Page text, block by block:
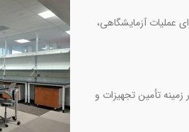
عملیات آزمایشگاهی،
تأمین تجهیزات و